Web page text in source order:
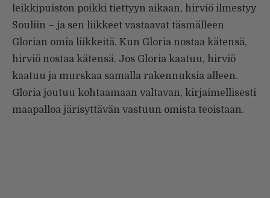
leikkipuiston poikki tiettyyn aikaan, hirviö ilmestyy
Souliin – ja sen liikkeet vastaavat täsmälleen
Glorian omia liikkeitä. Kun Gloria nostaa kätensä,
hirviö nostaa kätensä. Jos Gloria kaatuu, hirviö
kaatuu ja murskaa samalla rakennuksia alleen.
Gloria joutuu kohtaamaan valtavan, kirjaimellisesti
maapalloa järisyttävän vastuun omista teoistaan.